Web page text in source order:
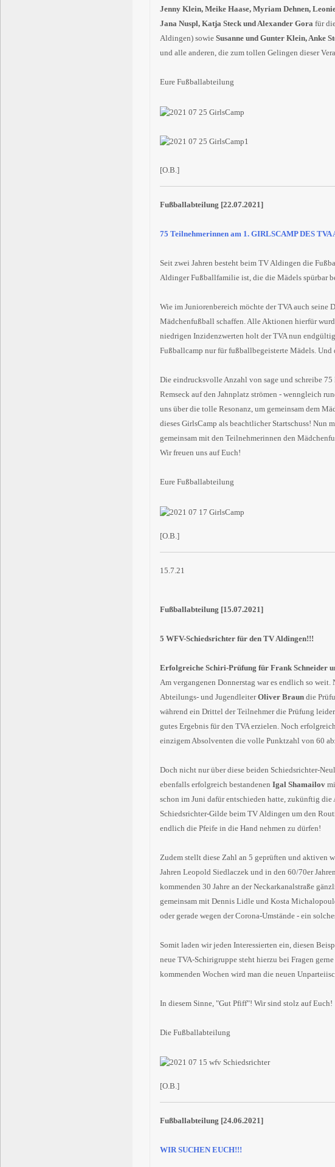
Jenny Klein, Meike Haase, Myriam Dehnen,
Jana Nuspl, Katja Steck und Alexander Gora für
Aldingen) sowie Susanne und Gunter Klein, Anke
und alle anderen, die zum tollen Gelingen dieser
Eure Fußballabteilung
[O.B.]
Fußballabteilung [22.07.2021]
75 Teilnehmerinnen am 1. GIRLSCAMP DES TVA
Seit zwei Jahren besteht beim TV Aldingen die
Aldinger Fußballfamilie ist, die die Mädels spürbar
Wie im Juniorenbereich möchte der TVA auch seine
Mädchenfußball schaffen. Alle Aktionen hierfür
niedrigen Inzidenzwerten holt der TVA nun
Fußballcamp nur für fußballbegeisterte Mädels.
Die eindrucksvolle Anzahl von sage und schreibe
Remseck auf den Jahnplatz strömen - wenngleich
uns über die tolle Resonanz, um gemeinsam dem
dieses GirlsCamp als beachtlicher Startschuss! Nun
gemeinsam mit den Teilnehmerinnen den
Wir freuen uns auf Euch!
Eure Fußballabteilung
[O.B.]
15.7.21
Fußballabteilung [15.07.2021]
5 WFV-Schiedsrichter für den TV Aldingen!!!
Erfolgreiche Schiri-Prüfung für Frank Schneider
Am vergangenen Donnerstag war es endlich so
Abteilungs- und JugendleiterOliver Braundie
während ein Drittel der Teilnehmer die Prüfung
gutes Ergebnis für den TVA erzielen. Noch
einzigem Absolventen die volle Punktzahl von 60
Doch nicht nur über diese beiden Schiedsrichter-
ebenfalls erfolgreich bestandenen Igal Shamailov
schon im Juni dafür entschieden hatte, zukünftig
Schiedsrichter-Gilde beim TV Aldingen um den
endlich die Pfeife in die Hand nehmen zu dürfen!
Zudem stellt diese Zahl an 5 geprüften und aktiven
Jahren Leopold Siedlaczek und in den 60/70er
kommenden 30 Jahre an der Neckarkanalstraße
gemeinsam mit Dennis Lidle und Kosta
oder gerade wegen der Corona-Umstände - ein
Somit laden wir jeden Interessierten ein, diesen
neue TVA-Schirigruppe steht hierzu bei Fragen
kommenden Wochen wird man die neuen
In diesem Sinne, "Gut Pfiff"! Wir sind stolz auf Euch!
Die Fußballabteilung
[O.B.]
Fußballabteilung [24.06.2021]
WIR SUCHEN EUCH!!!